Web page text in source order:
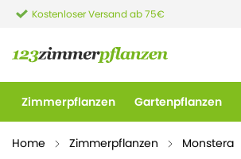
Kostenloser Versand ab 75€
Zimmerpflanzen Gartenpflanzen
Home Zimmerpflanzen Monstera